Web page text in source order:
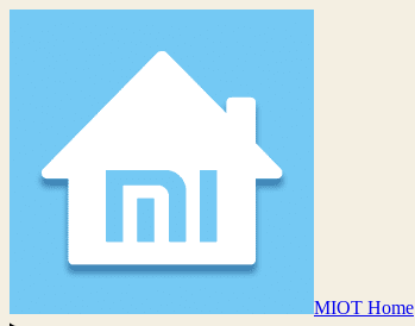
MIOT Home